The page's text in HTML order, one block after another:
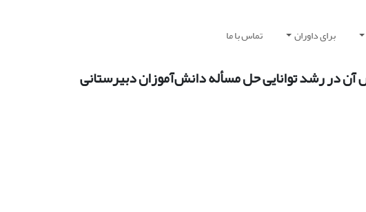
برای داوران تماس با ما
در رشد توانایی حل مسأله دانش‌آموزان دبیرستانی